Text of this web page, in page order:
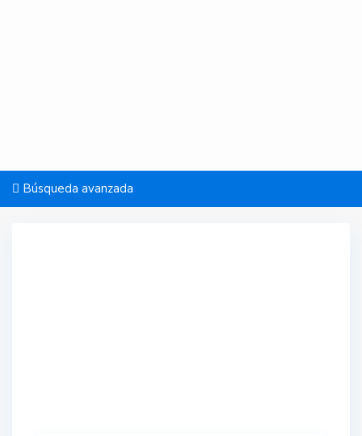
Búsqueda avanzada